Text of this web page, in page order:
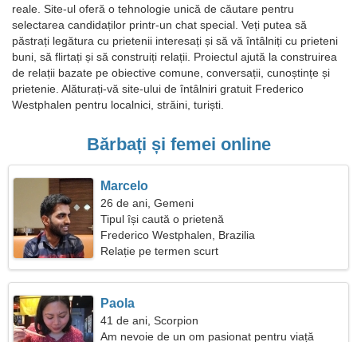
reale. Site-ul oferă o tehnologie unică de căutare pentru
selectarea candidaților printr-un chat special. Veți putea să
păstrați legătura cu prietenii interesați și să vă întâlniți cu prieteni
buni, să flirtați și să construiți relații. Proiectul ajută la construirea
de relații bazate pe obiective comune, conversații, cunoștințe și
prietenie. Alăturați-vă site-ului de întâlniri gratuit Frederico
Westphalen pentru localnici, străini, turiști.
Bărbați și femei online
Marcelo
26 de ani, Gemeni
Tipul își caută o prietenă
Frederico Westphalen, Brazilia
Relație pe termen scurt
Paola
41 de ani, Scorpion
Am nevoie de un om pasionat pentru viață